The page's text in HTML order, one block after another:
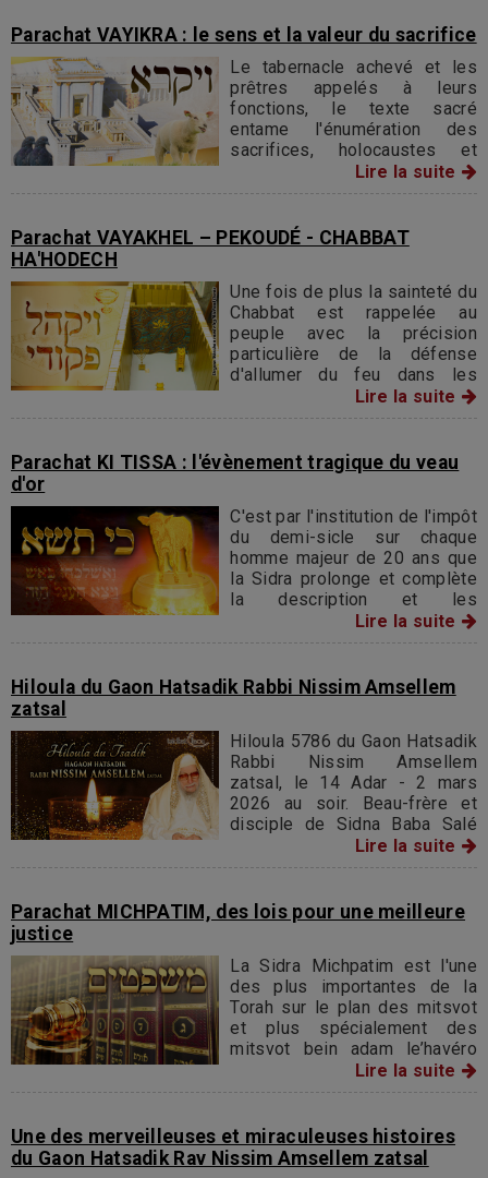
l'autel sur lequel doivent
être présentés et
consumés les différents
sacrifices, mais également
la fleur de farine et l'huile.
Parachat VAYIKRA : le sens et la valeur du sacrifice
Le tabernacle achevé et les
prêtres appelés à leurs
fonctions, le texte sacré
entame l'énumération des
sacrifices, holocaustes et
offrandes, qu'Israël apportera
sur l'autel de l'Eternel. Dès le
apercevons une distinction
entre le sacrifice offert en
l'autel et l'homme.
Lire la suite
Parachat VAYAKHEL – PEKOUDÉ - CHABBAT
HA'HODECH
Une fois de plus la sainteté du
Chabbat est rappelée au
peuple avec la précision
particulière de la défense
d'allumer du feu dans les
maisons juives et d'observer
un repos absolu pendant toute
sabbatique.
Lire la suite
Parachat KI TISSA : l'évènement tragique du veau
d'or
C'est par l'institution de l'impôt
du demi-sicle sur chaque
homme majeur de 20 ans que
la Sidra prolonge et complète
la description et les
ordonnances se référant à la
construction du tabernacle et
Lire la suite
Hiloula du Gaon Hatsadik Rabbi Nissim Amsellem
zatsal
Hiloula 5786 du Gaon Hatsadik
Rabbi Nissim Amsellem
zatsal, le 14 Adar - 2 mars
2026 au soir. Beau-frère et
disciple de Sidna Baba Salé
zatsal, cofondateur de Tsidkat-
Eliaou et de la synagogue
avec son fils monsieur
Raphaël Amsellem Chlita.
Lire la suite
Parachat MICHPATIM, des lois pour une meilleure
justice
La Sidra Michpatim est l'une
des plus importantes de la
Torah sur le plan des mitsvot
et plus spécialement des
mitsvot bein adam le’havéro
puisqu’il s’agit du « code civil
».
Lire la suite
Une des merveilleuses et miraculeuses histoires
du Gaon Hatsadik Rav Nissim Amsellem zatsal